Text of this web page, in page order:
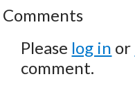
Comments
Please log in or
comment.